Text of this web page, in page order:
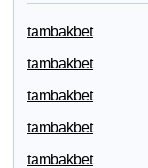
tambakbet
tambakbet
tambakbet
tambakbet
tambakbet